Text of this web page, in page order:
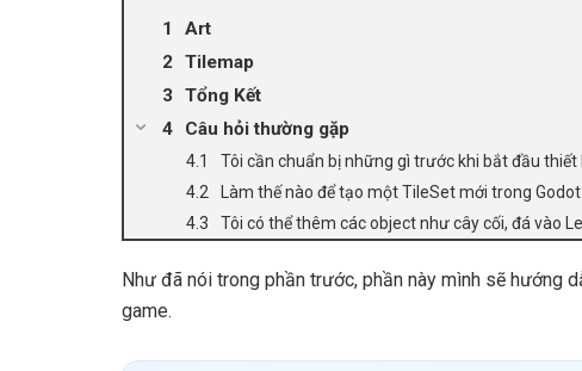
Art
Tilemap
Tổng Kết
Câu hỏi thường gặp
Tôi cần chuẩn bị những gì trước khi bắt đầu thiết
Làm thế nào để tạo một TileSet mới trong
Tôi có thể thêm các object như cây cối, đá vào
Như đã nói trong phần trước, phần này mình sẽ hướng
game.